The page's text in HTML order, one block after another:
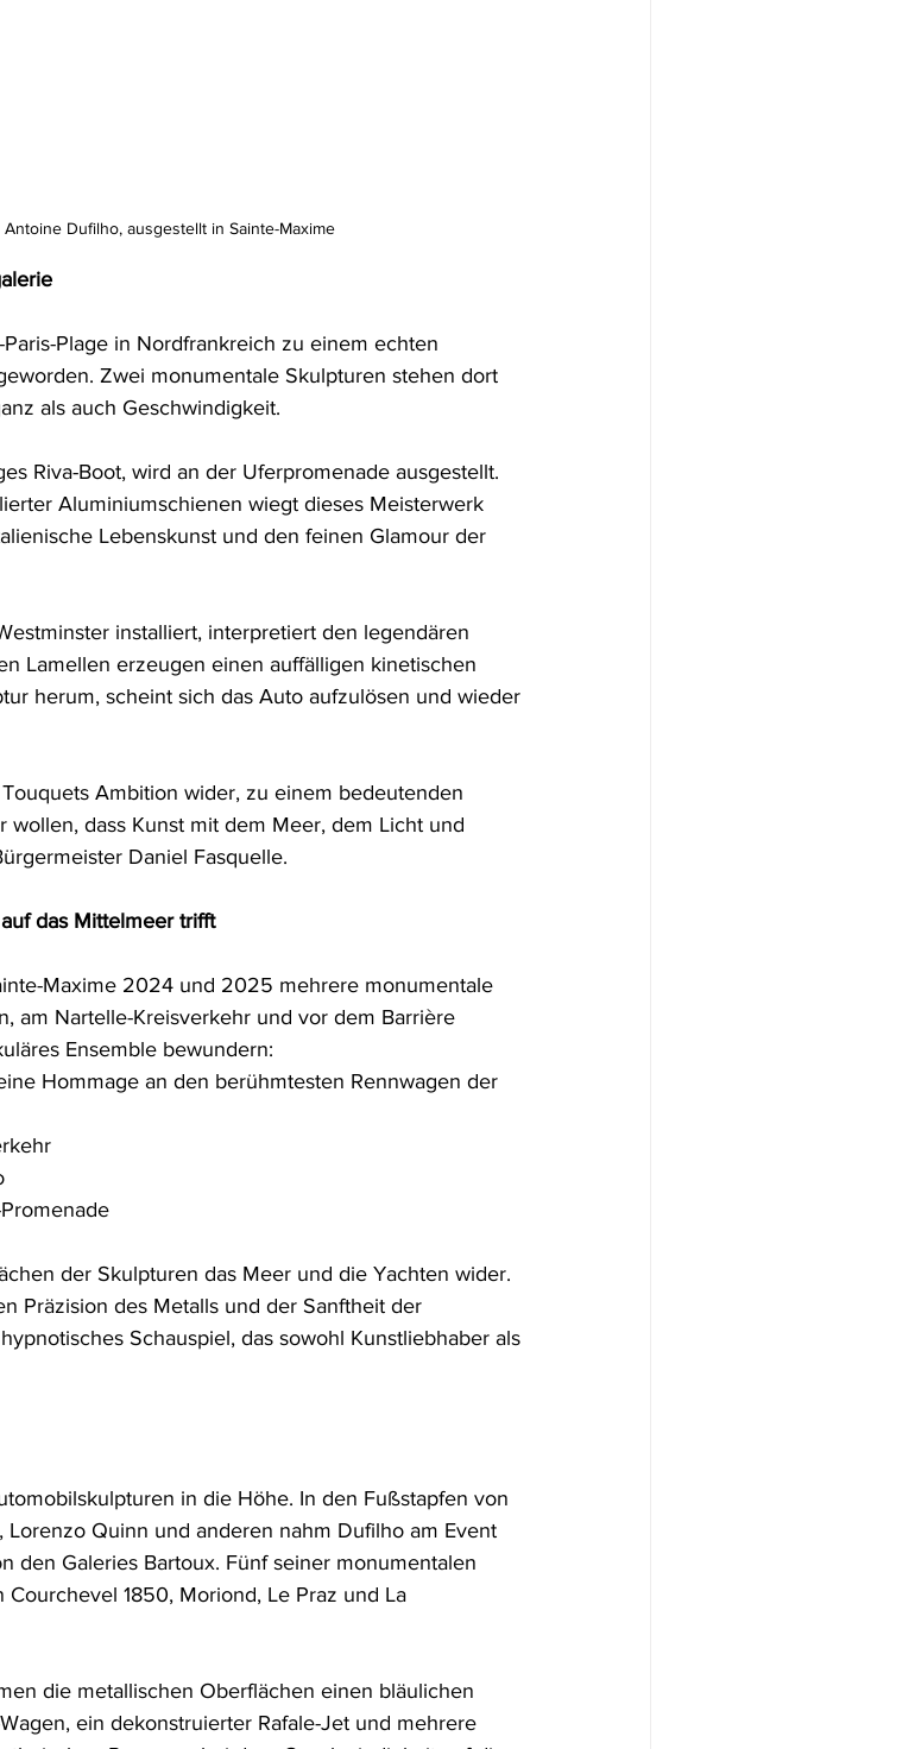
Dufilho, ausgestellt in Sainte-Maxime
Plage in Nordfrankreich zu einem echten
Zwei monumentale Skulpturen stehen dort
als auch Geschwindigkeit.
Riva-Boot, wird an der Uferpromenade ausgestellt.
Aluminiumschienen wiegt dieses Meisterwerk
Lebenskunst und den feinen Glamour der
installiert, interpretiert den legendären
Lamellen erzeugen einen auffälligen kinetischen
herum, scheint sich das Auto aufzulösen und wieder
Ambition wider, zu einem bedeutenden
wollen, dass Kunst mit dem Meer, dem Licht und
Daniel Fasquelle.
das Mittelmeer trifft
Maxime 2024 und 2025 mehrere monumentale
am Nartelle-Kreisverkehr und vor dem Barrière
Ensemble bewundern:
Hommage an den berühmtesten Rennwagen der
der Skulpturen das Meer und die Yachten wider.
Präzision des Metalls und der Sanftheit der
Schauspiel, das sowohl Kunstliebhaber als
in die Höhe. In den Fußstapfen von
Lorenzo Quinn und anderen nahm Dufilho am Event
den Galeries Bartoux. Fünf seiner monumentalen
1850, Moriond, Le Praz und La
die metallischen Oberflächen einen bläulichen
ein dekonstruierter Rafale-Jet und mehrere